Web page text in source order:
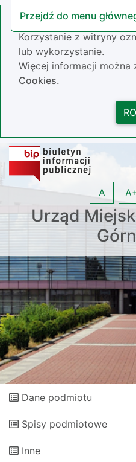
Przejdź do menu
Nasza strona
Korzystanie z witryny
lub wykorzystanie.
Więcej informacji można
Cookies.
Urząd
A
Dane podmiotu
Spisy podmiotowe
Inne